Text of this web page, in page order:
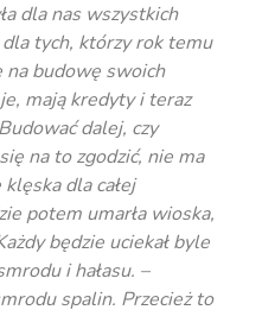
dla nas wszystkich
tych, którzy rok temu
budowę swoich
mają kredyty i teraz
dalej, czy
na to zgodzić, nie ma
dla całej
potem umarła wioska,
będzie uciekał byle
i hałasu. –
spalin. Przecież to